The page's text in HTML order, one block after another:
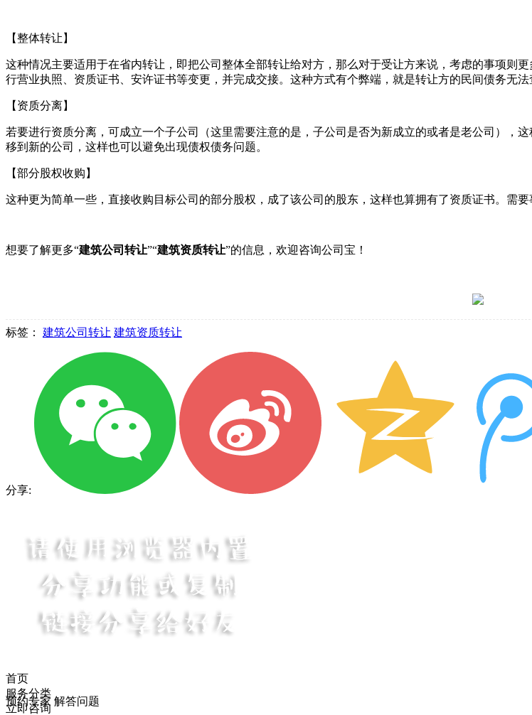
【整体转让】
这种情况主要适用于在省内转让，即把公司整体全部转让给对方，那么对于受让方来说，考虑的事项则
行营业执照、资质证书、安许证书等变更，并完成交接。这种方式有个弊端，就是转让方的民间债务无法
【资质分离】
若要进行资质分离，可成立一个子公司（这里需要注意的是，子公司是否为新成立的或者是老公司），
移到新的公司，这样也可以避免出现债权债务问题。
【部分股权收购】
这种更为简单一些，直接收购目标公司的部分股权，成了该公司的股东，这样也算拥有了资质证书。需
想要了解更多“建筑公司转让”“建筑资质转让”的信息，欢迎咨询公司宝！
标签： 建筑公司转让 建筑资质转让
分享:
首页
服务分类
立即咨询
预约专家 解答问题